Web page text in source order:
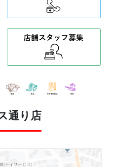
通り店